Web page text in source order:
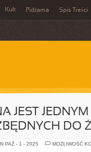
Kult Pidżama Spis Treści
JEST JEDNYM
DO
PAŹ - 1 - 2025
MOŻLIWOŚĆ